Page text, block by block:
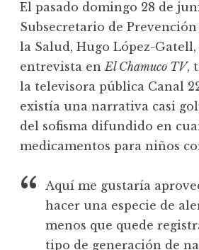
El pasado domingo 28 de
Subsecretario de
la Salud, Hugo López-
entrevista enEl Chamuco TV,
la televisora pública Canal
existía una narrativa casi
del sofisma difundido en
medicamentos para niños
Aquí me gustaría
hacer una especie de
menos que quede
tipo de generación de